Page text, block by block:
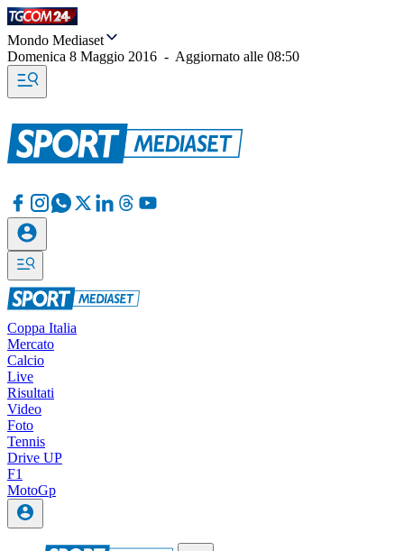
Mondo Mediaset
Domenica 8 Maggio 2016 - Aggiornato alle 08:50
Coppa Italia
Mercato
Calcio
Live
Risultati
Video
Foto
Tennis
Drive UP
F1
MotoGp